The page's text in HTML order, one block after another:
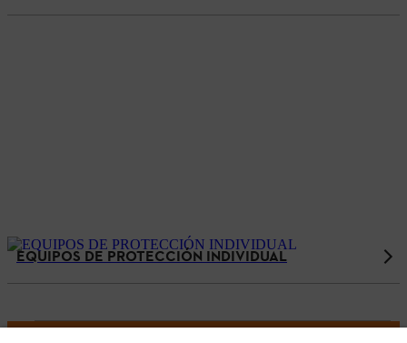
EQUIPOS DE PROTECCIÓN INDIVIDUAL